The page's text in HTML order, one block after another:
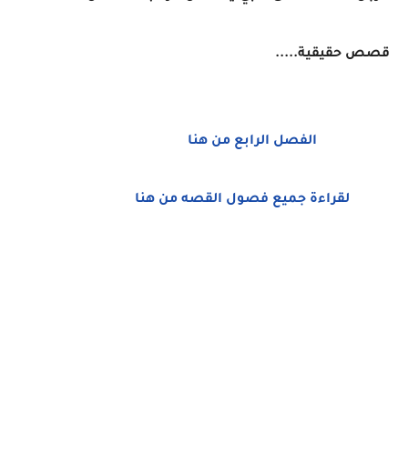
قصص حقيقية.....
الفصل الرابع من هنا
لقراءة جميع فصول القصه من هنا